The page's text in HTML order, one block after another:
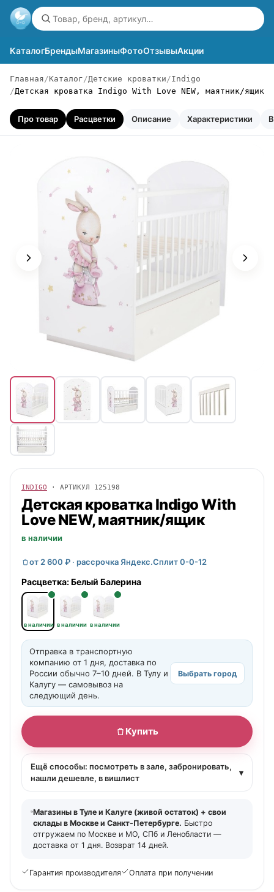
КаталогБрендыМагазиныФотоОтзывыАкции
Главная Каталог Детские кроватки
Indigo
Детская кроватка Indigo With Love NEW, маятник/ящик
Про товар Расцветки Описание Характеристики
INDIGO · АРТИКУЛ 125198
Детская кроватка IndigoWith
Love NEW, маятник/ящик
в наличии
от 2 600 ₽ · рассрочка Яндекс.Сплит 0-0-12
Расцветка:Белый Балерина
в наличии в наличии в наличии
Отправка в транспортную
компанию от 1 дня, доставка по
России обычно 7–10 дней. В Тулу и
Калугу — самовывоз на
следующий день.
Выбрать город
Купить
Ещё способы: посмотреть в зале, забронировать,
нашли дешевле, в вишлист
▾
Магазины в Туле и Калуге (живой остаток) + свои
склады в Москве и Санкт-Петербурге. Быстро
отгружаем по Москве и МО, СПб и Ленобласти —
доставка от 1 дня. Возврат 14 дней.
Гарантия производителя Оплата при получении